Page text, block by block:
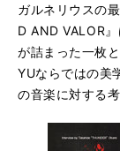
ガルネリウスの
D AND VALOR
が詰まった一枚
YUならではの美
の音楽に対する